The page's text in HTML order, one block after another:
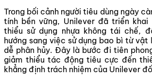
Trong bối cảnh người tiêu dùng ngày
tính bền vững, Unilever đã triển khai
thiểu sử dụng nhựa không tái chế,
hướng sang việc sử dụng bao bì từ
dễ phân hủy. Đây là bước đi tiên
giảm thiểu tác động tiêu cực đến
khẳng định trách nhiệm của Unilever